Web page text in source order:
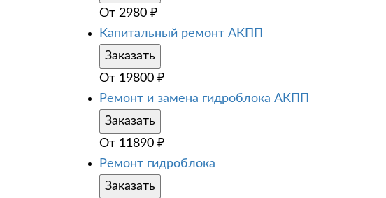
От 2980 ₽
Капитальный ремонт АКПП
Заказать
От 19800 ₽
Ремонт и замена гидроблока АКПП
Заказать
От 11890 ₽
Ремонт гидроблока
Заказать